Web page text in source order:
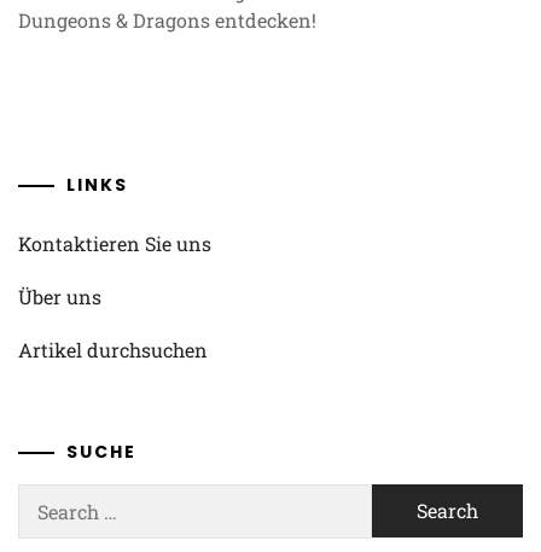
Dungeons & Dragons entdecken!
LINKS
Kontaktieren Sie uns
Über uns
Artikel durchsuchen
SUCHE
for: